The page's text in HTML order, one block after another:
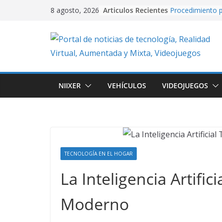
8 agosto, 2026 Articulos Recientes Procedimiento
plataformas 2D
en Unity.
Creación de
EasyAR: Así
que cobra vida
creando
con Google Flow
NIIXER VEHÍCULOS VIDEOJUEGOS
TECNOLOGÍA EN EL HOGAR
La Inteligencia
Moderno